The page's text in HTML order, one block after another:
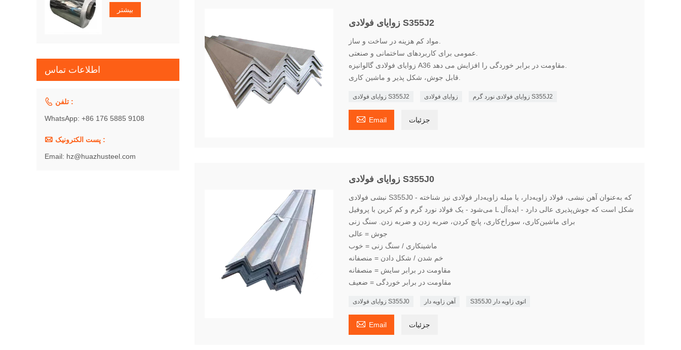
زوایای فولادی S355J2
زوایای فولادی S355J2 زوایای فولادی زوایای فولادی نورد گرم S355J2
 Email جزئیات
زوایای فولادی S355J0
نبشی فولادی S355J0 - که به‌عنوان آهن نبشی، فولاد زاویه‌دار، یا میله زاویه‌دار فولادی نیز شناخته
می‌شود - یک فولاد نورد گرم و کم کربن با پروفیل L شکل است که جوش‌پذیری عالی دارد - ایده‌آل
برای ماشین‌کاری، سوراخ‌کاری، پانچ کردن، ضربه زدن و ضربه زدن. سنگ زنی
جوش = عالی
ماشینکاری / سنگ زنی = خوب
خم شدن / شکل دادن = منصفانه
مقاومت در برابر سایش = منصفانه
مقاومت در برابر خوردگی = ضعیف
زوایای فولادی S355J0 آهن زاویه دار S355J0 اتوی زاویه دار
 Email جزئیات
بیشتر
اطلاعات تماس
 تلفن :
WhatsApp: +86 176 5885 9108
 پست الکترونیک :
Email: hz@huazhusteel.com